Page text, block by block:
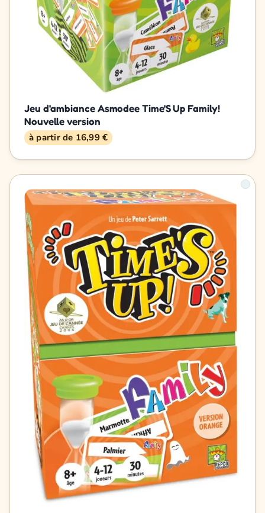
Jeu d'ambiance Asmodee Time'S Up Family!
Nouvelle version
à partir de 16,99 €